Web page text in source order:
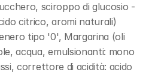
sciroppo di glucosio -
citrico, aromi naturali)
tipo '0', Margarina (oli
acqua, emulsionanti: mono
correttore di acidità: acido